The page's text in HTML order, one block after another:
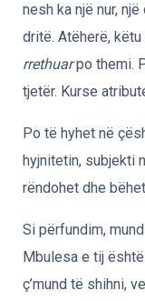
nesh ka një nur,
dritë. Atëherë,
rrethuarpo themi.
tjetër. Kurse
Po të hyhet në
hyjnitetin, subjekti
rëndohet dhe
Si përfundim,
Mbulesa e tij
ç’mund të shihni,